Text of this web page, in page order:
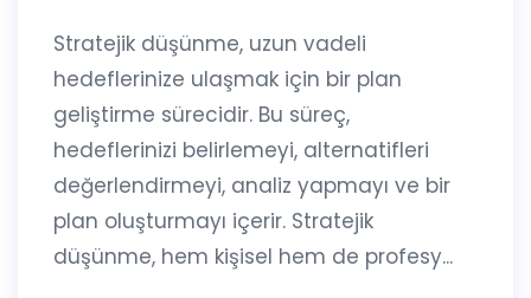
Stratejik düşünme, uzun vadeli
hedeflerinize ulaşmak için bir plan
geliştirme sürecidir. Bu süreç,
hedeflerinizi belirlemeyi, alternatifleri
değerlendirmeyi, analiz yapmayı ve bir
plan oluşturmayı içerir. Stratejik
düşünme, hem kişisel hem de profesy...